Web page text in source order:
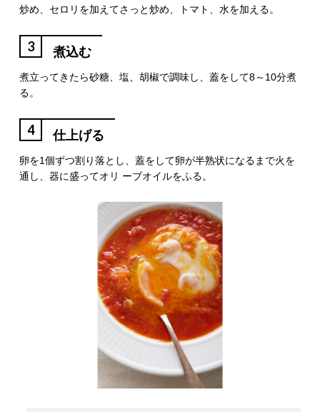
炒め、セロリを加えてさっと炒め、トマト、水を加える。
3 煮込む
煮立ってきたら砂糖、塩、胡椒で調味し、蓋をして8～10分煮
る。
4 仕上げる
卵を1個ずつ割り落とし、蓋をして卵が半熟状になるまで火を
通し、器に盛ってオリ ーブオイルをふる。